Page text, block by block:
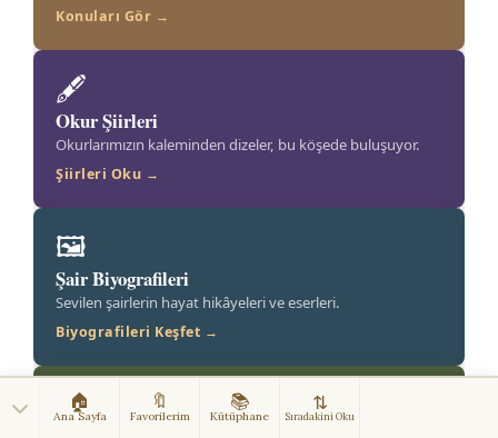
Konuları Gör →
🖋️
Okur Şiirleri
Okurlarımızın kaleminden dizeler, bu köşede buluşuyor.
Şiirleri Oku →
🖼️
Şair Biyografileri
Sevilen şairlerin hayat hikâyeleri ve eserleri.
Biyografileri Keşfet →
🎯
🏠
Ana Sayfa
🔖
Favorilerim
📚
Kütüphane
⇅
Sıradakini Oku